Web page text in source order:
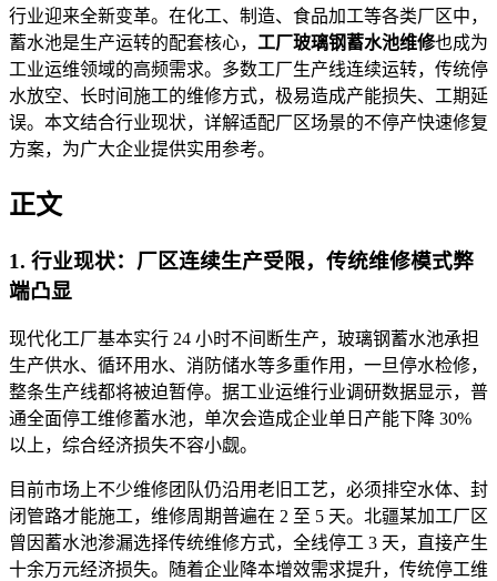
行业迎来全新变革。在化工、制造、食品加工等各类厂区中，
蓄水池是生产运转的配套核心， 工厂玻璃钢蓄水池维修也成为
工业运维领域的高频需求。多数工厂生产线连续运转，传统停
水放空、长时间施工的维修方式，极易造成产能损失、工期延
误。本文结合行业现状，详解适配厂区场景的不停产快速修复
方案，为广大企业提供实用参考。
正文
1. 行业现状：厂区连续生产受限，传统维修模式弊
端凸显
现代化工厂基本实行 24 小时不间 断生产，玻璃钢蓄水池承担
生产供水、循环用水、消防储水等多重作用，一旦停水检修，
整条生产线都将被迫暂停。据工业运维行业调研数据显示，普
通全面停工维修蓄水池，单次会造成企业单日产能下降 30%
以上，综合经济损失不容小觑。
目前市场上不少维修团队仍沿用老旧工艺，必须排空水体、封
闭管路才能施工，维修周期普遍在 2 至 5 天。北疆某加工厂区
曾因蓄水池渗漏选择传统维修方式，全线停工 3 天，直接产生
十余万元经济损失。随着企业降本增效需求提升，传统停工维